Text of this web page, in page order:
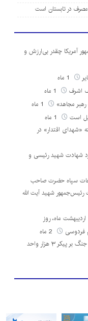
در تابستان است
آمریکا چقدر بی‌ارزش و
اشرف
مجاهد»
«شهدای اقتدار» در
شهادت شهید رئیسی و
سپاه حضرت صاحب
شهید آیت الله
پیام آیت الله سیّدمجتبی خامنه‌ای به مناسبت ۲۵ اردیبهشت ماه، روز
فردوسی
از سنگر دفاع تا میدان سازندگی؛ ترمیم زخم‌های جنگ بر پیکر ۳ هزار واحد